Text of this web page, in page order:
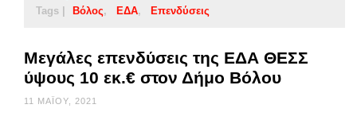
Tags | Βόλος ΕΔΑ Επενδύσεις
Μεγάλες επενδύσεις της ΕΔΑ ΘΕΣΣ
ύψους 10 εκ.€ στον Δήμο Βόλου
11 ΜΑΪ́ΟΥ, 2021